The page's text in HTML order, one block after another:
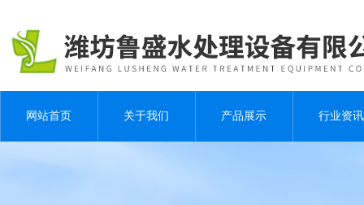
网站首页 关于我们 产品展示 行业资讯